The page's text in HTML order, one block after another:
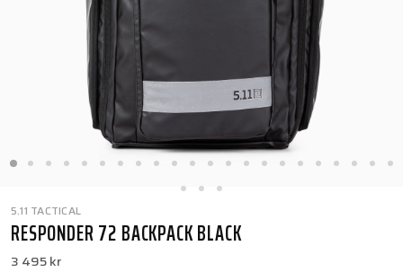
5.11 TACTICAL
RESPONDER 72 BACKPACK BLACK
3 495 kr